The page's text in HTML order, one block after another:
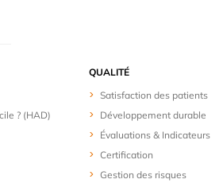
? (HAD)
QUALITÉ
Satisfaction des patients
Développement durable
Évaluations & Indicateurs
Certification
Gestion des risques